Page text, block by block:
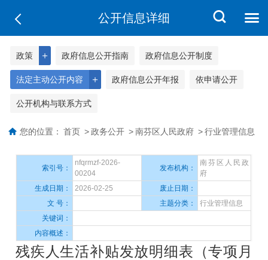
公开信息详细
＋
政策 政府信息公开指南 政府信息公开制度
＋
法定主动公开内容 政府信息公开年报 依申请公开
公开机构与联系方式
您的位置： 首页 > 政务公开 > 南芬区人民政府 > 行业管理信息
索引号：
nfqrmzf-2026-
00204
发布机构：
南芬区人民政
府
生成日期：
2026-02-25
废止日期：
文 号：
主题分类：
行业管理信息
关键词：
内容概述：
残疾人生活补贴发放明细表（专项月